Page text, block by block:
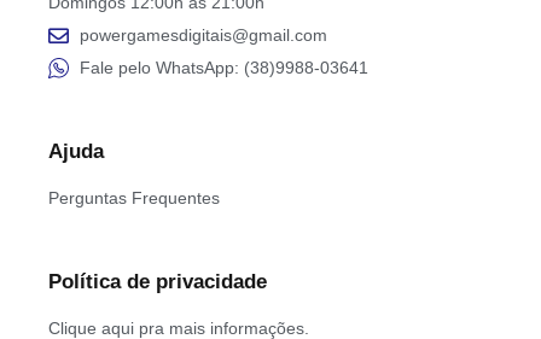
powergamesdigitais@gmail.com
Fale pelo WhatsApp: (38)9988-03641
Ajuda
Perguntas Frequentes
Política de privacidade
Clique aqui pra mais informações.